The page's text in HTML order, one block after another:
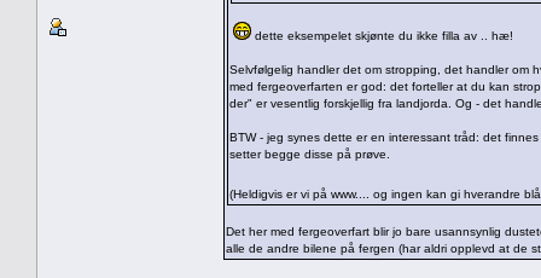
dette eksempelet skjønte du ikke filla av .. hæ!
Selvfølgelig handler det om stropping, det handler om
med fergeoverfarten er god: det forteller at du kan
der" er vesentlig forskjellig fra landjorda. Og - det
BTW - jeg synes dette er en interessant tråd: det
setter begge disse på prøve.
(Heldigvis er vi på www.... og ingen kan gi hverandre
Det her med fergeoverfart blir jo bare usannsynlig
alle de andre bilene på fergen (har aldri opplevd at de